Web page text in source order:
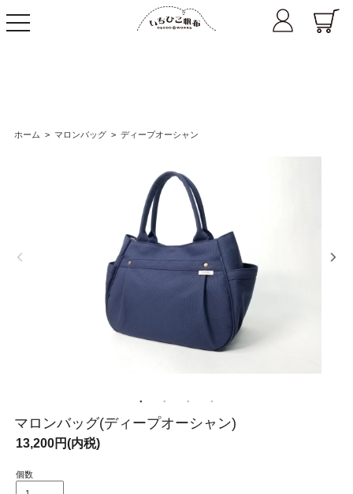
navigation
ホーム > マロンバッグ > ディープオーシャン
マロンバッグ(ディープオーシャン)
13,200円(内税)
個数